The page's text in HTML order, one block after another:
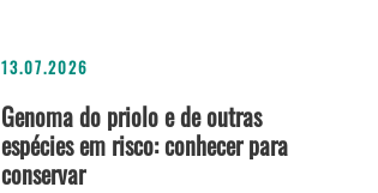
13.07.2026
Genoma do priolo e de outras
espécies em risco: conhecer para
conservar